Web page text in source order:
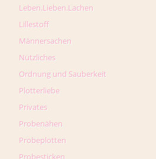
Leben.Lieben.Lachen
Lillestoff
Männersachen
Nützliches
Ordnung und Sauberkeit
Plotterliebe
Privates
Probenähen
Probeplotten
Probesticken